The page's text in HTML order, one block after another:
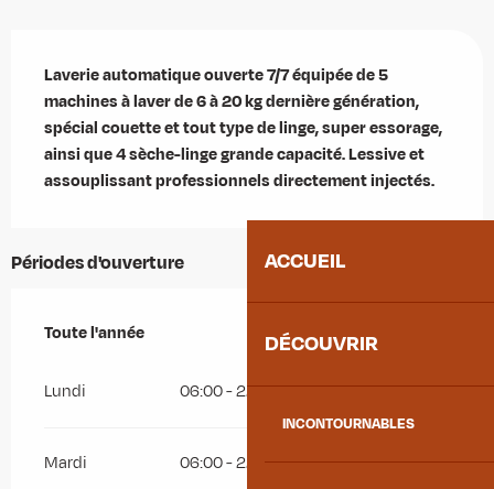
ACCUEIL
DÉCOUVRIR
INCONTOURNABLES
Laverie automatique ouverte 7/7 équipée de 5
machines à laver de 6 à 20 kg dernière génération,
spécial couette et tout type de linge, super essorage,
ainsi que 4 sèche-linge grande capacité. Lessive et
assouplissant professionnels directement injectés.
Périodes d'ouverture
Toute l'année
Toute l'année
Lundi 06:00 - 22:00
Mardi 06:00 - 22:00